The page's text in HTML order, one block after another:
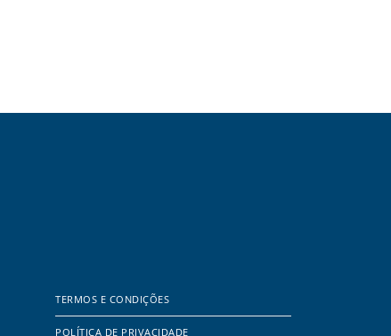
TERMOS E CONDIÇÕES
POLÍTICA DE PRIVACIDADE